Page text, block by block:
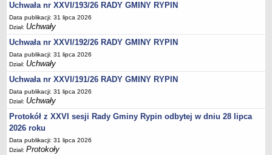
Petycje
Sygnaliści
Galeria
Raporty o stanie dostępności
Wnioski
Struktura organizacyjna
Rada gminy
Wójt
Urząd gminy
Uchwała nr XXVI/193/26 RADY GMINY RYPIN
Data publikacji: 31 lipca 2026
Dział: Uchwały
Uchwała nr XXVI/192/26 RADY GMINY RYPIN
Data publikacji: 31 lipca 2026
Dział: Uchwały
Uchwała nr XXVI/191/26 RADY GMINY RYPIN
Data publikacji: 31 lipca 2026
Dział: Uchwały
Protokół z XXVI sesji Rady Gminy Rypin odbytej w dniu 28 lipca
2026 roku
Data publikacji: 31 lipca 2026
Dział:Protokoły